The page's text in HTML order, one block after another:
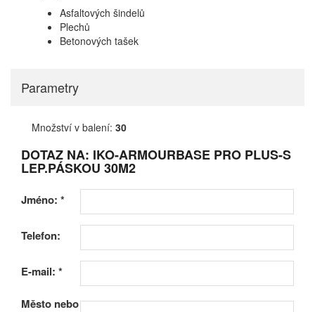
Asfaltových šindelů
Plechů
Betonových tašek
Parametry
Množství v balení: 30
DOTAZ NA: IKO-ARMOURBASE PRO PLUS-S
LEP.PÁSKOU 30M2
Jméno: *
Telefon:
E-mail: *
Město nebo